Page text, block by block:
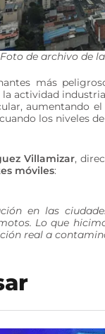
Foto de archivo de
más
actividad
aumentando
los niveles
Villamizar,
móviles:
en las
Lo que
real a